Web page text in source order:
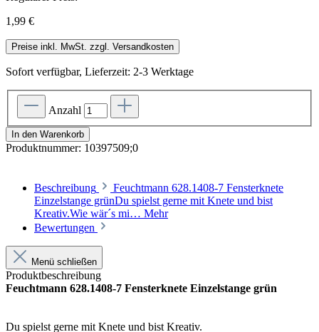
1,99 €
Preise inkl. MwSt. zzgl. Versandkosten
Sofort verfügbar, Lieferzeit: 2-3 Werktage
Anzahl
In den Warenkorb
Produktnummer: 10397509;0
Beschreibung
Feuchtmann 628.1408-7 Fensterknete
Einzelstange grünDu spielst gerne mit Knete und bist
Kreativ.Wie wär´s mi… Mehr
Bewertungen
Menü schließen
Produktbeschreibung
Feuchtmann 628.1408-7 Fensterknete Einzelstange grün
Du spielst gerne mit Knete und bist Kreativ.